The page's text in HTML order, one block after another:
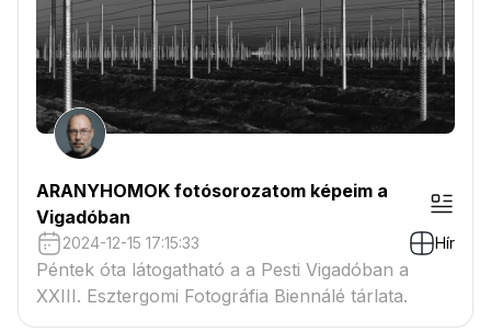
ARANYHOMOK fotósorozatom képeim a
Vigadóban
2024-12-15 17:15:33 Hír
Péntek óta látogatható a a Pesti Vigadóban a
XXIII. Esztergomi Fotográfia Biennálé tárlata.